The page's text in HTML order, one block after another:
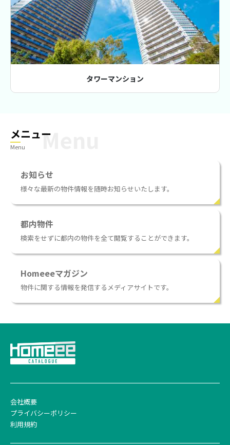
タワーマンション
メニュー
Menu
お知らせ
様々な最新の物件情報を随時お知らせいたします。
都内物件
検索をせずに都内の物件を全て閲覧することができます。
Homeeeマガジン
物件に関する情報を発信するメディアサイトです。
会社概要
プライバシーポリシー
利用規約